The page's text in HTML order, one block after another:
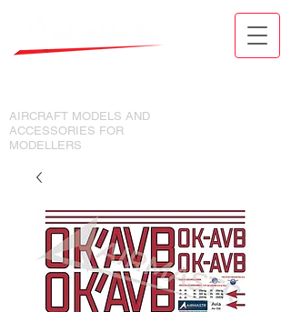
AIRCRAFT MODELS AND
ACCESSORIES FOR
MODELLERS